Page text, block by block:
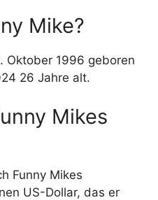
Mike?
Oktober 1996 geboren
26 Jahre alt.
Mikes
Funny Mikes
US-Dollar, das er